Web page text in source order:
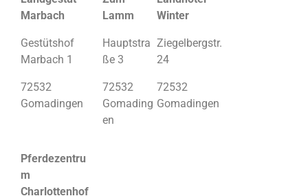
Marbach
Gestütshof
Marbach 1
72532
Gomadingen
Lamm
Hauptstra
ße 3
72532
Gomading
en
Winter
Ziegelbergstr.
24
72532
Gomadingen
Pferdezentru
m
Charlottenhof